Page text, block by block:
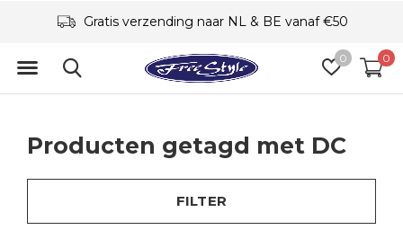
0 0
Gratis verzending naar NL & BE vanaf €50
Producten getagd met DC
FILTER